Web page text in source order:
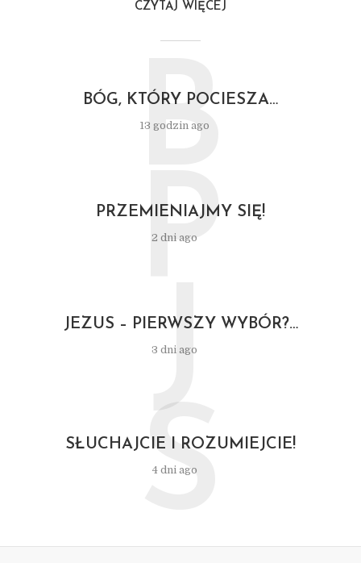
CZYTAJ WIĘCEJ
BÓG, KTÓRY POCIESZA…
13 godzin ago
B
PRZEMIENIAJMY SIĘ!
2 dni ago
P
JEZUS – PIERWSZY WYBÓR?…
3 dni ago
J
SŁUCHAJCIE I ROZUMIEJCIE!
4 dni ago
S